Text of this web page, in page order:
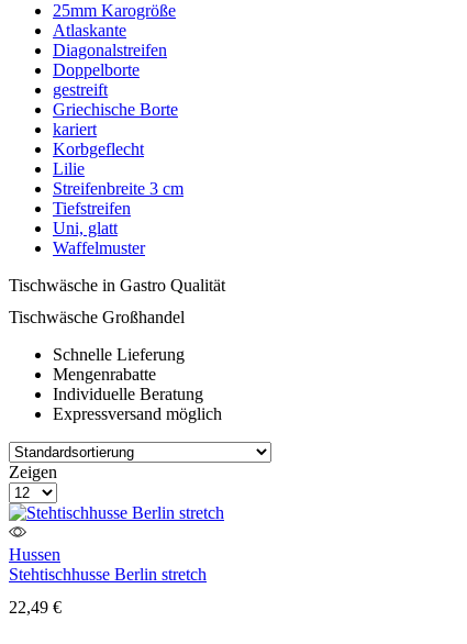
25mm Karogröße
Atlaskante
Diagonalstreifen
Doppelborte
gestreift
Griechische Borte
kariert
Korbgeflecht
Lilie
Streifenbreite 3 cm
Tiefstreifen
Uni, glatt
Waffelmuster
Tischwäsche in Gastro Qualität
Tischwäsche Großhandel
Schnelle Lieferung
Mengenrabatte
Individuelle Beratung
Expressversand möglich
3-
Spalten-
Raster
Liste
Zeigen
Produkte
pro
Seite
Hussen
Stehtischhusse Berlin stretch
22,49 €